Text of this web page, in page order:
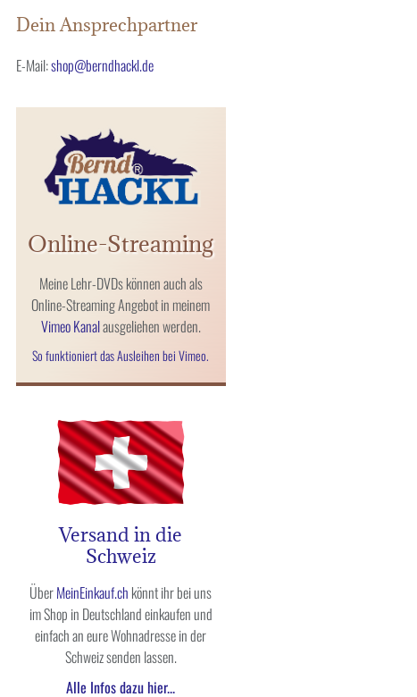
Dein Ansprechpartner
E-Mail:shop@berndhackl.de
Online-Streaming
Meine Lehr-DVDs können auch als
Online-Streaming Angebot in meinem
Vimeo Kanalausgeliehen werden.
So funktioniert das Ausleihen bei Vimeo.
Versand in die
Schweiz
ÜberMeinEinkauf.ch könnt ihr bei uns
im Shop in Deutschland einkaufen und
einfach an eure Wohnadresse in der
Schweiz senden lassen.
Alle Infos dazu hier...